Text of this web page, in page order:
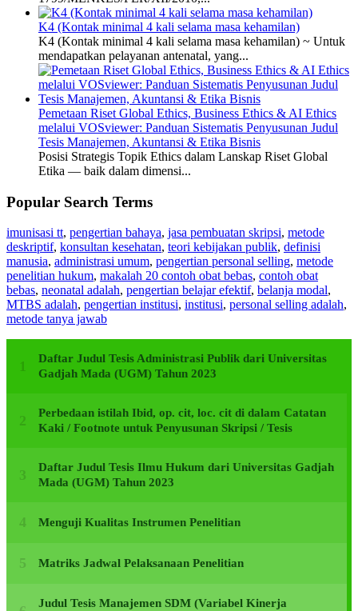
K4 (Kontak minimal 4 kali selama masa kehamilan)
K4 (Kontak minimal 4 kali selama masa kehamilan) ~ Untuk
mendapatkan pelayanan antenatal, yang...
Pemetaan Riset Global Ethics, Business Ethics & AI Ethics
melalui VOSviewer: Panduan Sistematis Penyusunan Judul
Tesis Manajemen, Akuntansi & Etika Bisnis
Posisi Strategis Topik Ethics dalam Lanskap Riset Global
Etika — baik dalam dimensi...
Popular Search Terms
imunisasi tt, pengertian bahaya, jasa pembuatan skripsi, metode
deskriptif, konsultan kesehatan, teori kebijakan publik, definisi
manusia, administrasi umum, pengertian personal selling, metode
penelitian hukum, makalah 20 contoh obat bebas, contoh obat
bebas, neonatal adalah, pengertian belajar efektif, belanja modal,
MTBS adalah, pengertian institusi, institusi, personal selling adalah,
metode tanya jawab
Daftar Judul Tesis Administrasi Publik dari Universitas
Gadjah Mada (UGM) Tahun 2023
Perbedaan istilah Ibid, op. cit, loc. cit di dalam Catatan
Kaki / Footnote untuk Penyusunan Skripsi / Tesis
Daftar Judul Tesis Ilmu Hukum dari Universitas Gadjah
Mada (UGM) Tahun 2023
Menguji Kualitas Instrumen Penelitian
Matriks Jadwal Pelaksanaan Penelitian
Judul Tesis Manajemen SDM (Variabel Kinerja